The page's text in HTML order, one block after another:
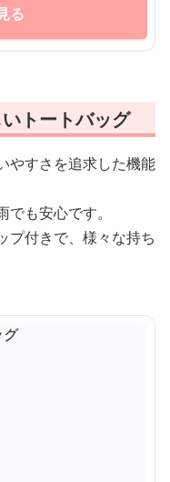
る
トートバッグ
やすさを追求した機能
も安心です。
プ付きで、様々な持ち